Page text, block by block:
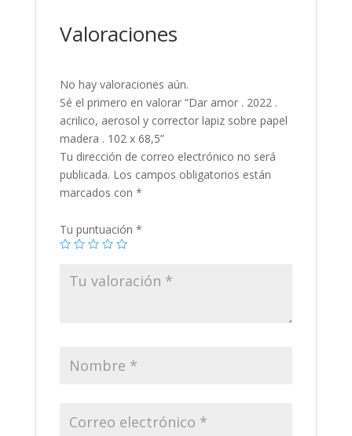
Valoraciones
No hay valoraciones aún.
Sé el primero en valorar “Dar amor . 2022 .
acrilico, aerosol y corrector lapiz sobre papel
madera . 102 x 68,5”
Tu dirección de correo electrónico no será
publicada. Los campos obligatorios están
marcados con *
Tu puntuación *